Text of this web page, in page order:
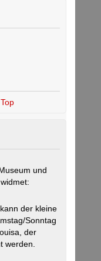
und
der kleine
Sonntag
der
werden.